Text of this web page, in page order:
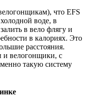
что EFS
воде, в
в вело флягу и
в калориях. Это
расстояния.
и велогонщики, с
такую систему